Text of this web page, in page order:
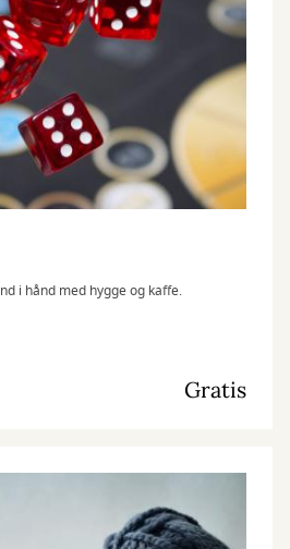
i hånd med hygge og kaffe.
Gratis